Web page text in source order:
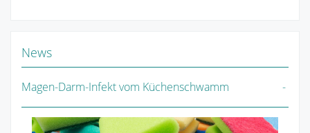
News
Magen-Darm-Infekt vom Küchenschwamm